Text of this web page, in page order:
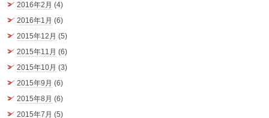
2016年2月 (4)
2016年1月 (6)
2015年12月 (5)
2015年11月 (6)
2015年10月 (3)
2015年9月 (6)
2015年8月 (6)
2015年7月 (5)